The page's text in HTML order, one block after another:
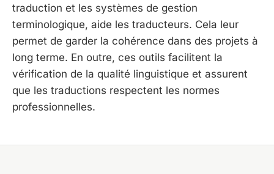
traduction et les systèmes de gestion
terminologique, aide les traducteurs. Cela leur
permet de garder la cohérence dans des projets à
long terme. En outre, ces outils facilitent la
vérification de la qualité linguistique et assurent
que les traductions respectent les normes
professionnelles.